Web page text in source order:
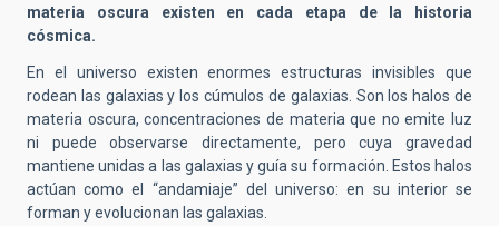
materia oscura existen en cada etapa de la historia
cósmica.
En el universo existen enormes estructuras invisibles que
rodean las galaxias y los cúmulos de galaxias. Son los halos de
materia oscura, concentraciones de materia que no emite luz
ni puede observarse directamente, pero cuya gravedad
mantiene unidas a las galaxias y guía su formación. Estos halos
actúan como el “andamiaje” del universo: en su interior se
forman y evolucionan las galaxias.